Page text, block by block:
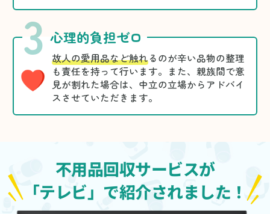
3 心理的負担ゼロ
故人の愛用品など触れるのが辛い品物の整理
も責任を持って行います。また、親族間で意
見が割れた場合は、中立の立場からアドバイ
スさせていただきます。
不用品回収サービスが
「テレビ」で紹介されました！